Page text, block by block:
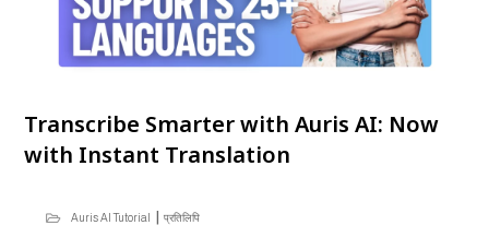
Transcribe Smarter with Auris AI: Now
with Instant Translation
Auris AI Tutorial | प्रतिलिपि